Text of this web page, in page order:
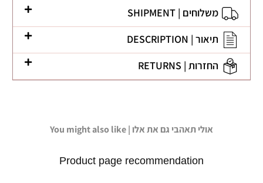
משלוחים | SHIPMENT
תיאור | DESCRIPTION
החזרות | RETURNS
You might also like | אולי תאהבי גם את אלו
Product page recommendation